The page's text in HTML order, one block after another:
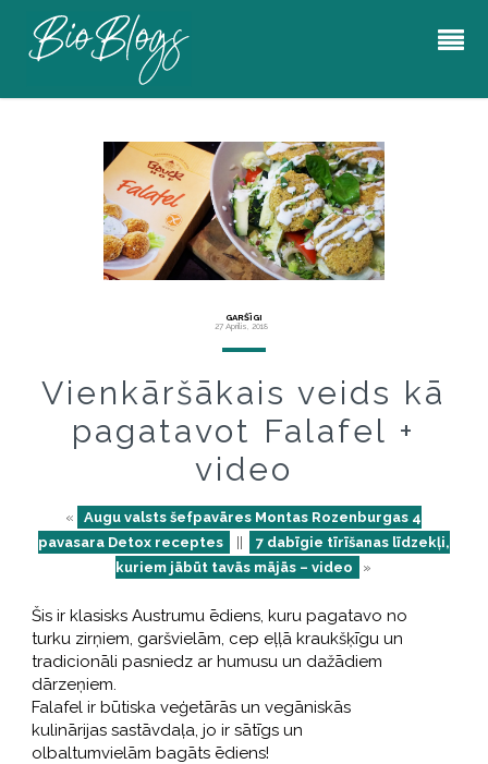
GARŠĪGI
27 Aprīlis, 2018
Vienkāršākais veids kā
pagatavot Falafel +
video
«
Augu valsts šefpavāres Montas Rozenburgas 4
pavasara Detox receptes
7 dabīgie tīrīšanas līdzekļi,
kuriem jābūt tavās mājās – video
»
Šis ir klasisks Austrumu ēdiens, kuru pagatavo no
turku zirņiem, garšvielām, cep eļļā kraukšķīgu un
tradicionāli pasniedz ar humusu un dažādiem
dārzeņiem.
Falafel ir būtiska veģetārās un vegāniskās
kulinārijas sastāvdaļa, jo ir sātīgs un
olbaltumvielām bagāts ēdiens!